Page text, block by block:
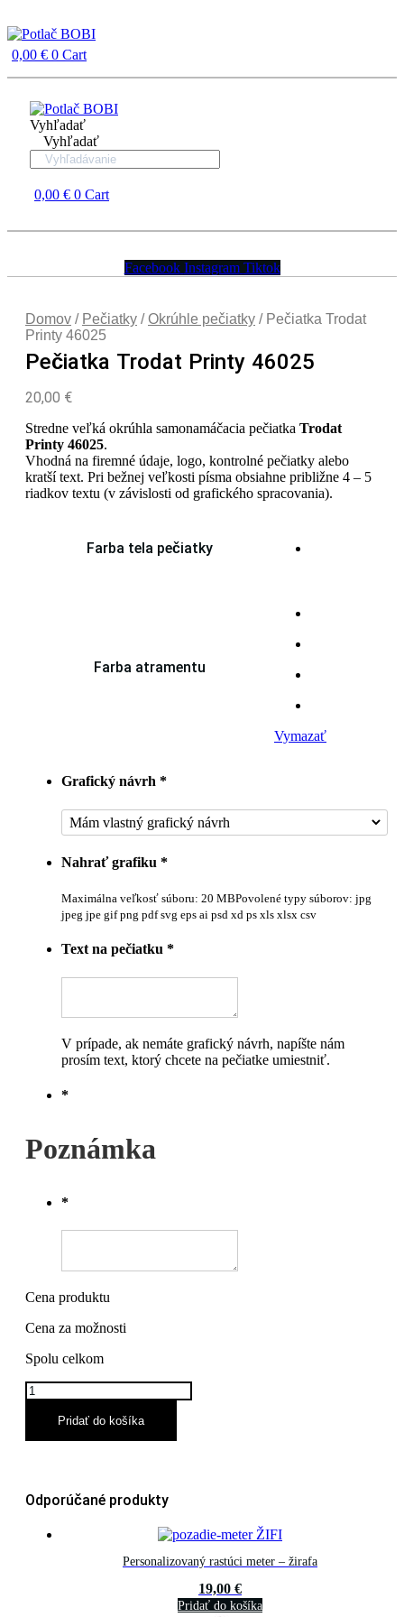
na
obsah
0,00 € 0 Cart
Vyhľadať
Vyhľadať
0,00 € 0 Cart
Facebook Instagram Tiktok
Domov / Pečiatky /Okrúhle pečiatky / Pečiatka Trodat
Printy 46025
Pečiatka Trodat Printy 46025
20,00 €
Stredne veľká okrúhla samonamáčacia pečiatka Trodat
Printy 46025.
Vhodná na firemné údaje, logo, kontrolné pečiatky alebo
kratší text. Pri bežnej veľkosti písma obsiahne približne 4 – 5
riadkov textu (v závislosti od grafického spracovania).
Farba tela pečiatky
Farba atramentu
Vymazať
Grafický návrh *
Nahrať grafiku *
Maximálna veľkosť súboru: 20 MBPovolené typy súborov: jpg
jpeg jpe gif png pdf svg eps ai psd xd ps xls xlsx csv
Text na pečiatku *
V prípade, ak nemáte grafický návrh, napíšte nám
prosím text, ktorý chcete na pečiatke umiestniť.
*
Poznámka
*
Cena produktu
Cena za možnosti
Spolu celkom
množstvo
TrodatPridať do košíka
Odporúčané produkty
Personalizovaný rastúci meter – žirafa
19,00 €
Pridať do košíka